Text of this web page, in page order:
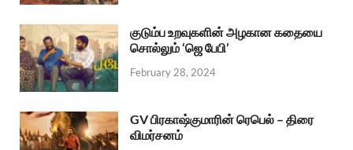
குடும்ப உறவுகளின் அழகான கதையை
சொல்லும் ‘ஜெ பேபி’
February 28, 2024
GV பிரகாஷ்குமாரின் ரெபெல் – திரை
விமர்சனம்